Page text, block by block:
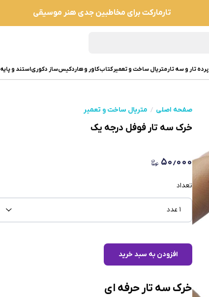
تارمارکت برای مخاطبین جدی هنر موسیقی
پرده تار و سه تارمتریال ساخت و تعمیرکتابکاور و هاردکیسساز دکوریاستند و پایه
صفحه اصلی متریال ساخت و تعمیر
خرک سه تار فوفل درجه یک
۵۰٫۰۰۰
تعداد
۱ عدد
افزودن به سبد خرید
خرک سه تار حرفه ای